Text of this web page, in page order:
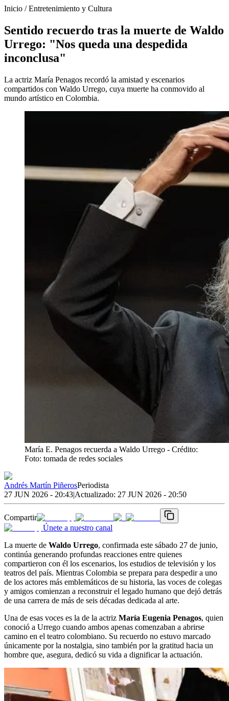
Inicio /Entretenimiento y Cultura
Sentido recuerdo tras la muerte de Waldo
Urrego: "Nos queda una despedida
inconclusa"
La actriz María Penagos recordó la amistad y escenarios
compartidos con Waldo Urrego, cuya muerte ha conmovido al
mundo artístico en Colombia.
María E. Penagos recuerda a Waldo Urrego - Crédito:
Foto: tomada de redes sociales
Andrés Martín PiñerosPeriodista
27 JUN 2026 - 20:43|Actualizado: 27 JUN 2026 - 20:50
Compartir
Únete a nuestro canal
La muerte de Waldo Urrego, confirmada este sábado 27 de junio,
continúa generando profundas reacciones entre quienes
compartieron con él los escenarios, los estudios de televisión y los
teatros del país. Mientras Colombia se prepara para despedir a uno
de los actores más emblemáticos de su historia, las voces de colegas
y amigos comienzan a reconstruir el legado humano que dejó detrás
de una carrera de más de seis décadas dedicada al arte.
Una de esas voces es la de la actriz María Eugenia Penagos, quien
conoció a Urrego cuando ambos apenas comenzaban a abrirse
camino en el teatro colombiano. Su recuerdo no estuvo marcado
únicamente por la nostalgia, sino también por la gratitud hacia un
hombre que, asegura, dedicó su vida a dignificar la actuación.